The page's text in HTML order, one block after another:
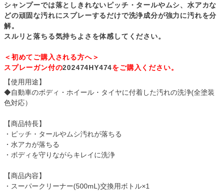
シャンプーでは落としきれないピッチ・タールやムシ、水アカな
どの頑固な汚れにスプレーするだけで洗浄成分が強力に汚れを分
解。
スルリと落ちる気持ちよさを体感してください。
＜初めてご購入される方へ＞
スプレーガン付の202474HY474をご購入ください。
【使用用途】
◆自動車のボディ・ホイール・タイヤに付着した汚れの洗浄(全塗装
色対応）
【商品特長】
・ピッチ・タールやムシ汚れが落ちる
・水アカが落ちる
・ボディを守りながらキレイに洗浄
【商品内容】
・スーパークリーナー(500mL)交換用ボトル×1